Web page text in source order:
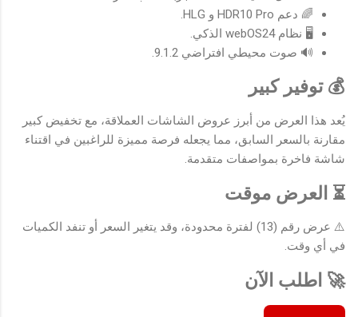
🌈 دعم HDR10 Pro و HLG.
🖥️ نظام webOS24 الذكي.
🔊 صوت محيطي افتراضي 9.1.2.
💰 توفير كبير
يُعد هذا العرض من أبرز عروض الشاشات العملاقة، مع تخفيض كبير
مقارنة بالسعر السابق، مما يجعله فرصة مميزة للراغبين في اقتناء
شاشة فاخرة بمواصفات متقدمة.
⏳ العرض موقت
⚠️ عرض رقم (13) لفترة محدودة، وقد يتغير السعر أو تنفد الكميات
في أي وقت.
🚀 اطلب الآن